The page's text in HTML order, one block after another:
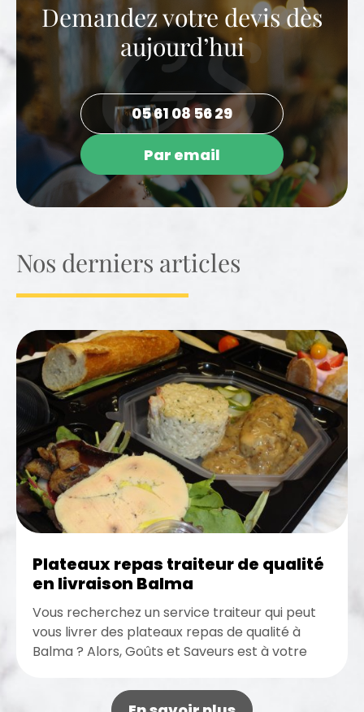
Demandez votre devis dès
aujourd’hui
05 61 08 56 29
Par email
Nos derniers articles
Plateaux repas traiteur de qualité
en livraison Balma
Vous recherchez un service traiteur qui peut
vous livrer des plateaux repas de qualité à
Balma ? Alors, Goûts et Saveurs est à votre